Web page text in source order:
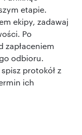
etapie.
ekipy, zadawaj
Po
zapłaceniem
odbioru.
protokół z
ich